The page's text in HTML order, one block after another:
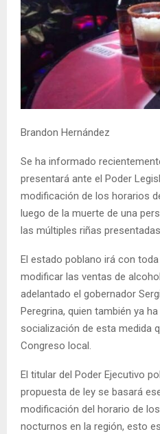
Brandon Hernández
Se ha informado
presentará ante el Poder
modificación de los horarios
luego de la muerte de una
las múltiples riñas
El estado poblano irá con
modificar las ventas de
adelantado el gobernador
Peregrina, quien también ya
socialización de esta medida
Congreso local.
El titular del Poder Ejecutivo
propuesta de ley se basará
modificación del horario de
nocturnos en la región, esto